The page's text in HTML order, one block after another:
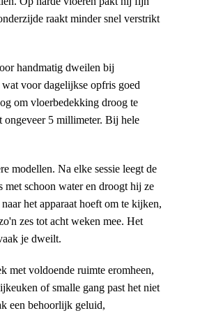
raakt minder snel verstrikt
handmatig dweilen bij
voor dagelijkse opfris goed
om vloerbedekking droog te
ongeveer 5 millimeter. Bij hele
modellen. Na elke sessie leegt de
schoon water en droogt hij ze
het apparaat hoeft om te kijken,
zes tot acht weken mee. Het
je dweilt.
met voldoende ruimte eromheen,
of smalle gang past het niet
een behoorlijk geluid,